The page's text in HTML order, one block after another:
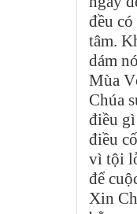
đều
tâm.
dám
Mùa
Chúa
điều
điều
vì tội
để
Xin